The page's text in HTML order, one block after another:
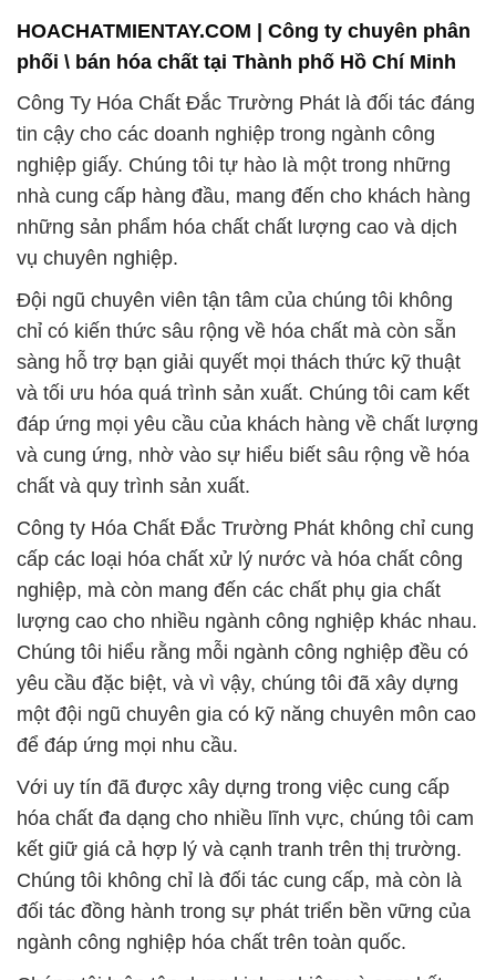
HOACHATMIENTAY.COM | Công ty chuyên phân
phối \ bán hóa chất tại Thành phố Hồ Chí Minh
Công Ty Hóa Chất Đắc Trường Phát là đối tác đáng
tin cậy cho các doanh nghiệp trong ngành công
nghiệp giấy. Chúng tôi tự hào là một trong những
nhà cung cấp hàng đầu, mang đến cho khách hàng
những sản phẩm hóa chất chất lượng cao và dịch
vụ chuyên nghiệp.
Đội ngũ chuyên viên tận tâm của chúng tôi không
chỉ có kiến thức sâu rộng về hóa chất mà còn sẵn
sàng hỗ trợ bạn giải quyết mọi thách thức kỹ thuật
và tối ưu hóa quá trình sản xuất. Chúng tôi cam kết
đáp ứng mọi yêu cầu của khách hàng về chất lượng
và cung ứng, nhờ vào sự hiểu biết sâu rộng về hóa
chất và quy trình sản xuất.
Công ty Hóa Chất Đắc Trường Phát không chỉ cung
cấp các loại hóa chất xử lý nước và hóa chất công
nghiệp, mà còn mang đến các chất phụ gia chất
lượng cao cho nhiều ngành công nghiệp khác nhau.
Chúng tôi hiểu rằng mỗi ngành công nghiệp đều có
yêu cầu đặc biệt, và vì vậy, chúng tôi đã xây dựng
một đội ngũ chuyên gia có kỹ năng chuyên môn cao
để đáp ứng mọi nhu cầu.
Với uy tín đã được xây dựng trong việc cung cấp
hóa chất đa dạng cho nhiều lĩnh vực, chúng tôi cam
kết giữ giá cả hợp lý và cạnh tranh trên thị trường.
Chúng tôi không chỉ là đối tác cung cấp, mà còn là
đối tác đồng hành trong sự phát triển bền vững của
ngành công nghiệp hóa chất trên toàn quốc.